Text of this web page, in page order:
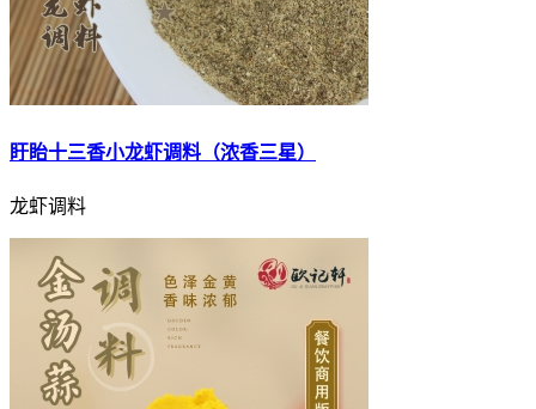
盱眙十三香小龙虾调料（浓香三星）
龙虾调料